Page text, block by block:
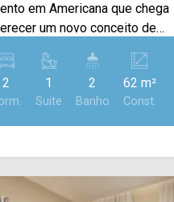
em Americana que chega
um novo conceito de
unindo conforto,
e qualidade de vida em
com conceito Home
de 62M², 65M² e 75M²,
famílias até quem busca
2 1
Suite
2
Banho
62 m²
Const.